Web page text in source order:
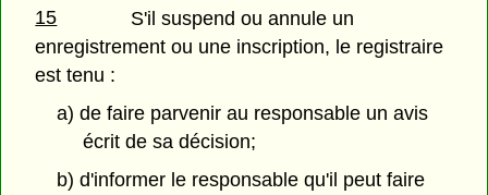
15
S'il suspend ou annule un
enregistrement ou une inscription, le registraire
est tenu :
a) de faire parvenir au responsable un avis
écrit de sa décision;
b) d'informer le responsable qu'il peut faire